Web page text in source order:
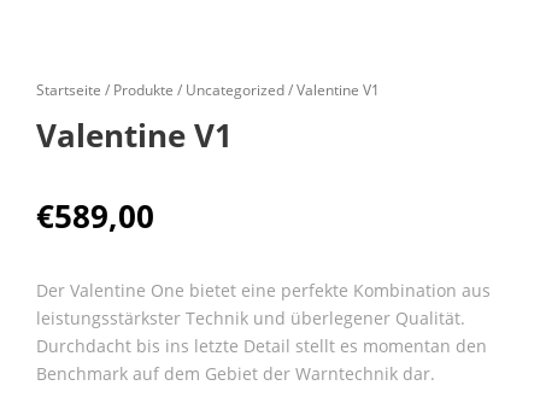
Startseite / Produkte / Uncategorized/ Valentine V1
Valentine V1
€589,00
Der Valentine One bietet eine perfekte Kombination aus
leistungsstärkster Technik und überlegener Qualität.
Durchdacht bis ins letzte Detail stellt es momentan den
Benchmark auf dem Gebiet der Warntechnik dar.